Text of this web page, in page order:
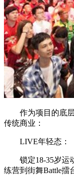
作为项目的底
传统商业：
LIVE年轻态：
锁定18-35岁运
练营到街舞Battle擂